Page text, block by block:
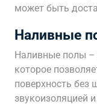
может быть
Наливные
Наливные полы –
которое
поверхность без
звукоизоляцией